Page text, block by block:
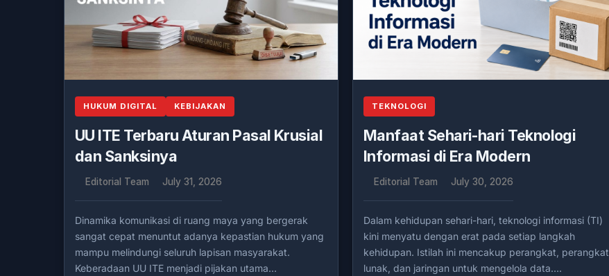
HUKUM DIGITAL KEBIJAKAN
UU ITE Terbaru Aturan Pasal Krusial
dan Sanksinya
Editorial Team July 31, 2026
Dinamika komunikasi di ruang maya yang bergerak
sangat cepat menuntut adanya kepastian hukum yang
mampu melindungi seluruh lapisan masyarakat.
Keberadaan UU ITE menjadi pijakan utama…
TEKNOLOGI
Manfaat Sehari-hari Teknologi
Informasi di Era Modern
Editorial Team July 30, 2026
Dalam kehidupan sehari-hari, teknologi informasi (TI)
kini menyatu dengan erat pada setiap langkah
kehidupan. Istilah ini mencakup perangkat, perangkat
lunak, dan jaringan untuk mengelola data….